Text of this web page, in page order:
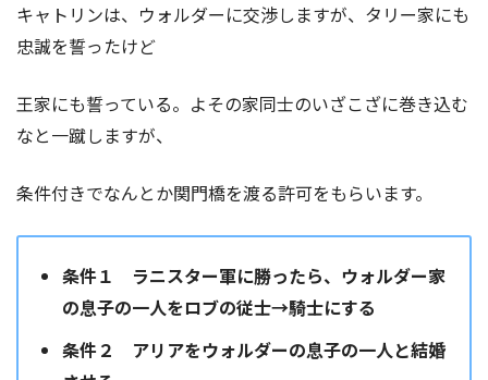
キャトリンは、ウォルダーに交渉しますが、タリー家にも
忠誠を誓ったけど
王家にも誓っている。よその家同士のいざこざに巻き込む
なと一蹴しますが、
条件付きでなんとか関門橋を渡る許可をもらいます。
条件１ ラニスター軍に勝ったら、ウォルダー家
の息子の一人をロブの従士→騎士にする
条件２ アリアをウォルダーの息子の一人と結婚